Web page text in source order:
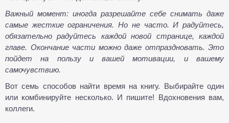
Важный момент: иногда разрешайте себе снимать даже
самые жесткие ограничения. Но не часто. И радуйтесь,
обязательно радуйтесь каждой новой странице, каждой
главе. Окончание части можно даже отпраздновать. Это
пойдет на пользу и вашей мотивации, и вашему
самочувствию.
Вот семь способов найти время на книгу. Выбирайте один
или комбинируйте несколько. И пишите! Вдохновения вам,
коллеги.